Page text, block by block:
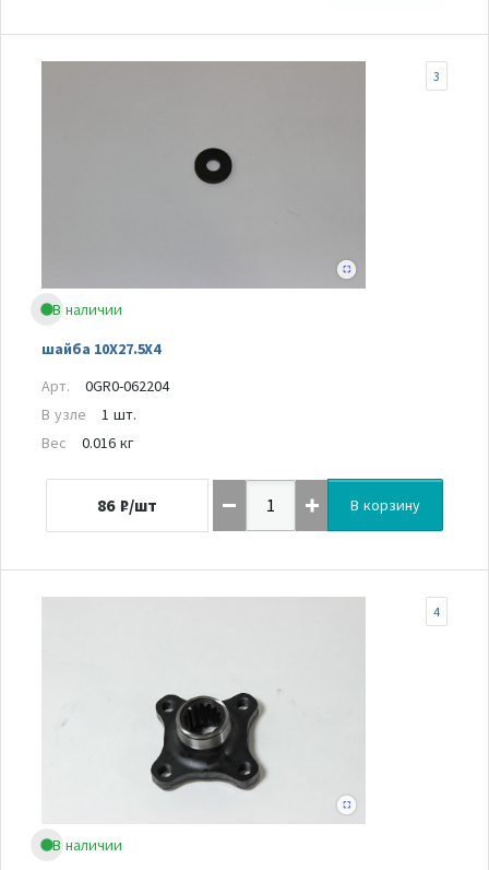
В наличии
шайба 10X27.5X4
3
Арт.
0GR0-062204
В узле
1 шт.
Вес
0.016 кг
86 ₽/шт В корзину
В наличии
4